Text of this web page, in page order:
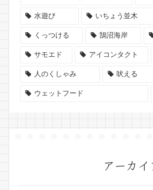
水遊び いちょう並木
くっつける 鵠沼海岸
サモエド アイコンタクト
人のくしゃみ 吠える
ウェットフード
アーカイ